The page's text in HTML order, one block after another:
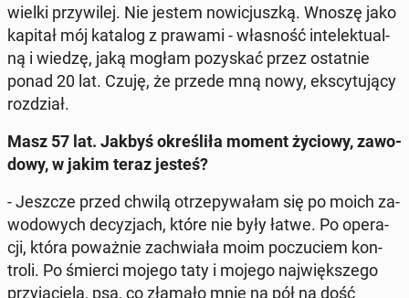
wielki przy­wi­lej. Nie jestem no­wi­cjusz­ką. Wnoszę jako
kapitał mój katalog z prawami - wła­sność in­te­lek­tu­al­
ną i wiedzę, jaką mogłam po­zy­skać przez ostat­nie
ponad 20 lat. Czuję, że przede mną nowy, eks­cy­tu­ją­cy
roz­dział.
Masz 57 lat. Jakbyś okre­śli­ła moment życiowy, za­wo­
do­wy, w jakim teraz jesteś?
- Jeszcze przed chwilą otrze­py­wa­łam się po moich za­
wo­do­wych de­cy­zjach, które nie były łatwe. Po ope­ra­
cji, która po­waż­nie za­chwia­ła moim po­czu­ciem kon­
tro­li. Po śmierci mojego taty i mojego naj­więk­sze­go
przy­ja­cie­la, psa, co złamało mnie na pół na dość